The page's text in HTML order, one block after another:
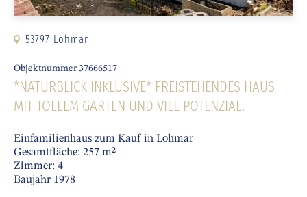
53797 Lohmar
Objektnummer 37666517
*NATURBLICK INKLUSIVE* FREISTEHENDES HAUS
MIT TOLLEM GARTEN UND VIEL POTENZIAL.
Einfamilienhaus zum Kauf in Lohmar
Gesamtfläche: 257 m²
Zimmer: 4
Baujahr 1978